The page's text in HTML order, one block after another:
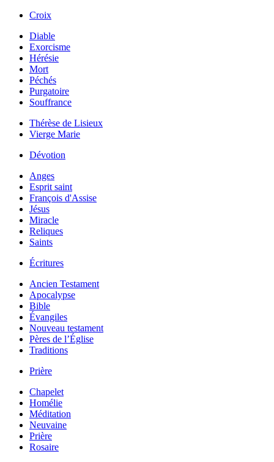
Croix
Diable
Exorcisme
Hérésie
Mort
Péchés
Purgatoire
Souffrance
Thérèse de Lisieux
Vierge Marie
Dévotion
Anges
Esprit saint
François d'Assise
Jésus
Miracle
Reliques
Saints
Écritures
Ancien Testament
Apocalypse
Bible
Évangiles
Nouveau testament
Pères de l’Église
Traditions
Prière
Chapelet
Homélie
Méditation
Neuvaine
Prière
Rosaire